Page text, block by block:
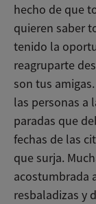
hecho de que
quieren saber
tenido la
reagruparte
son tus
las personas a
paradas que
fechas de las
que surja.
acostumbrada
resbaladizas y